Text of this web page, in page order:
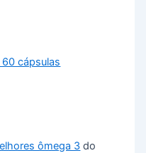
cápsulas
ômega 3 do